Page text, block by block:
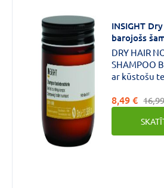
INSIGHT
barojošs
DRY HAIR
SHAMPOO
ar kūstošu
un matus.
8,49 €